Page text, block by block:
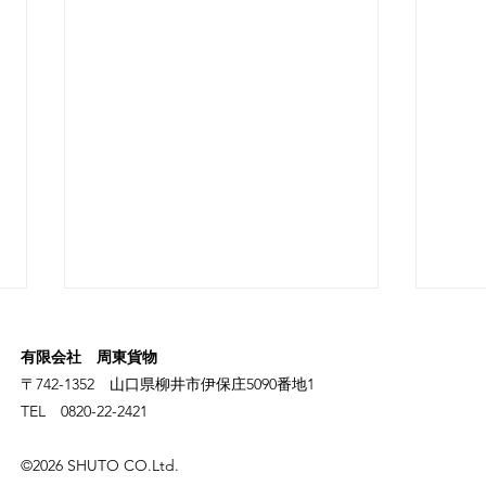
置き場所を固定する
有限会社 周東貨物
〒742-1352 山口県柳井市伊保庄5090番地1
TEL 0820-22-2421
©2026 SHUTO CO.Ltd.